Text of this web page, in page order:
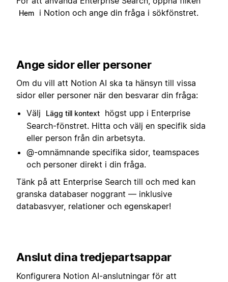
Hem i Notion och ange din fråga i sökfönstret.
Ange sidor eller personer
Om du vill att Notion AI ska ta hänsyn till vissa
sidor eller personer när den besvarar din fråga:
Välj
Lägg till kontext
högst upp i Enterprise
Search-fönstret. Hitta och välj en specifik sida
eller person från din arbetsyta.
@-omnämnande specifika sidor, teamspaces
och personer direkt i din fråga.
Tänk på att Enterprise Search till och med kan
granska databaser noggrant — inklusive
databasvyer, relationer och egenskaper!
Anslut dina tredjepartsappar
Konfigurera Notion AI-anslutningar för att